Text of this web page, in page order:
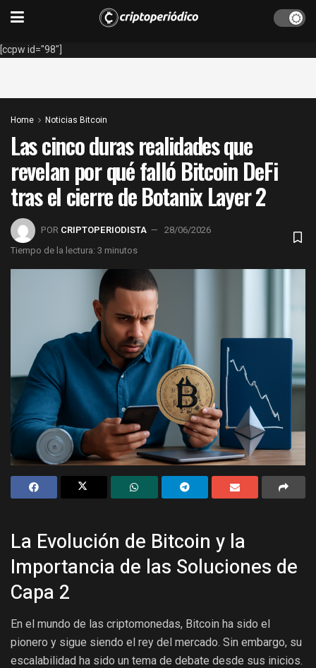
[ccpw id="98"]
Home Noticias Bitcoin
Las cinco duras realidades que
revelan por qué falló Bitcoin DeFi
tras el cierre de Botanix Layer 2
POR CRIPTOPERIODISTA
28/06/2026
Tiempo de la lectura: 3 minutos
La Evolución de Bitcoin y la
Importancia de las Soluciones de
Capa 2
En el mundo de las criptomonedas, Bitcoin ha sido el
pionero y sigue siendo el rey del mercado. Sin embargo, su
escalabilidad ha sido un tema de debate desde sus inicios.